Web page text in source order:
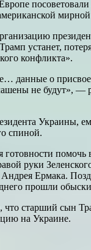
посоветовали
устанет,
конфликта».
данные о
не будут», —
Украины,
спиной.
готовности помочь
руки
Ермака.
прошли
что старший сын
на Украине.